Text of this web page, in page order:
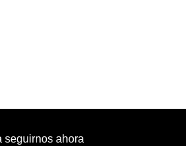
seguirnos ahora